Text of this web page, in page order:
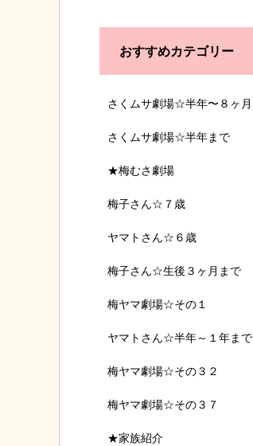
おすすめカテゴリー
さくムサ劇場☆半年〜８ヶ月
さくムサ劇場☆半年まで
★梅むさ劇場
梅子さん☆７歳
ヤマトさん☆６歳
梅子さん☆生後３ヶ月まで
梅ヤマ劇場☆その１
ヤマトさん☆半年～１年まで
梅ヤマ劇場☆その３２
梅ヤマ劇場☆その３７
★家族紹介